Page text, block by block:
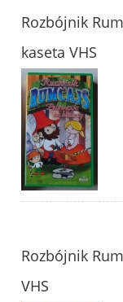
Rozbójnik
kaseta VHS
Rozbójnik
VHS